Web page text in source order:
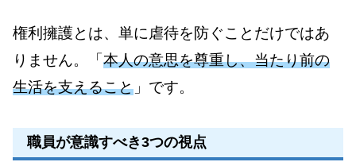
権利擁護とは、単に虐待を防ぐことだけではあ
りません。「 本人の意思を尊重し、当たり前の
生活を支えること 」です。
職員が意識すべき3つの視点